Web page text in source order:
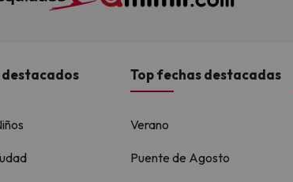
destacados Top fechas destacadas
Verano
Puente de Agosto